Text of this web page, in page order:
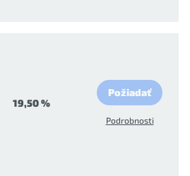
19,50 %
Požiadať
Podrobnosti